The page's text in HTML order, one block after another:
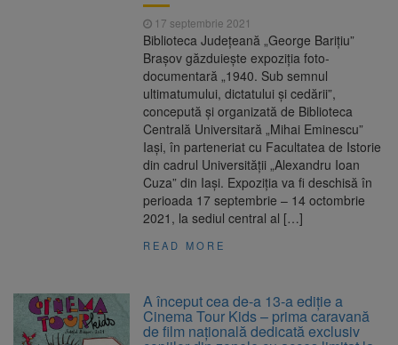
17 septembrie 2021
Biblioteca Judeţeană „George Bariţiu”
Braşov găzduieşte expoziţia foto-
documentară „1940. Sub semnul
ultimatumului, dictatului şi cedării”,
concepută şi organizată de Biblioteca
Centrală Universitară „Mihai Eminescu”
Iaşi, în parteneriat cu Facultatea de Istorie
din cadrul Universităţii „Alexandru Ioan
Cuza” din Iaşi. Expoziția va fi deschisă în
perioada 17 septembrie – 14 octombrie
2021, la sediul central al […]
READ MORE
A început cea de-a 13-a ediție a
Cinema Tour Kids – prima caravană
de film națională dedicată exclusiv